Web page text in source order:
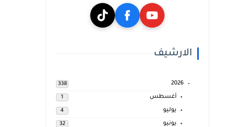
الارشيف
2026
338
أغسطس 1
يوليو 4
يونيو 32